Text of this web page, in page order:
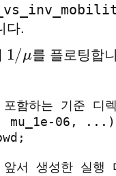
다.
1/μ 를 플로팅합
함하는 기준 디
mu_1e-06, ...).
서 생성한 실행